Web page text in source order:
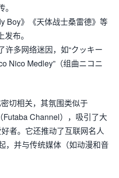
Boy》《天体战士桑雷德》等
布。
许多网络迷因，如“クッキー
Nico Medley”（组曲ニコニ
切相关，其氛围类似于
Channel），吸引了大
者。它还推动了互联网名人
，并与传统媒体（如动漫和音